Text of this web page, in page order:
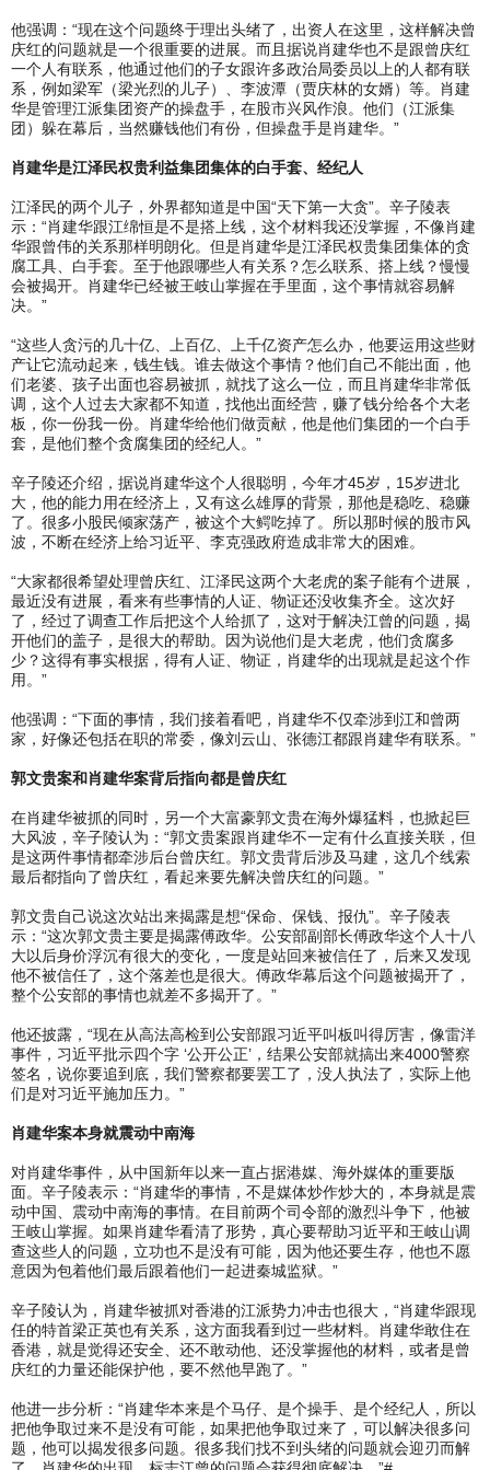
他强调：“现在这个问题终于理出头绪了，出资人在这里，这样解决曾
庆红的问题就是一个很重要的进展。而且据说肖建华也不是跟曾庆红
一个人有联系，他通过他们的子女跟许多政治局委员以上的人都有联
系，例如梁军（梁光烈的儿子）、李波潭（贾庆林的女婿）等。肖建
华是管理江派集团资产的操盘手，在股市兴风作浪。他们（江派集
团）躲在幕后，当然赚钱他们有份，但操盘手是肖建华。”
肖建华是江泽民权贵利益集团集体的白手套、经纪人
江泽民的两个儿子，外界都知道是中国“天下第一大贪”。辛子陵表
示：“肖建华跟江绵恒是不是搭上线，这个材料我还没掌握，不像肖建
华跟曾伟的关系那样明朗化。但是肖建华是江泽民权贵集团集体的贪
腐工具、白手套。至于他跟哪些人有关系？怎么联系、搭上线？慢慢
会被揭开。肖建华已经被王岐山掌握在手里面，这个事情就容易解
决。”
“这些人贪污的几十亿、上百亿、上千亿资产怎么办，他要运用这些财
产让它流动起来，钱生钱。谁去做这个事情？他们自己不能出面，他
们老婆、孩子出面也容易被抓，就找了这么一位，而且肖建华非常低
调，这个人过去大家都不知道，找他出面经营，赚了钱分给各个大老
板，你一份我一份。肖建华给他们做贡献，他是他们集团的一个白手
套，是他们整个贪腐集团的经纪人。”
辛子陵还介绍，据说肖建华这个人很聪明，今年才45岁，15岁进北
大，他的能力用在经济上，又有这么雄厚的背景，那他是稳吃、稳赚
了。很多小股民倾家荡产，被这个大鳄吃掉了。所以那时候的股市风
波，不断在经济上给习近平、李克强政府造成非常大的困难。
“大家都很希望处理曾庆红、江泽民这两个大老虎的案子能有个进展，
最近没有进展，看来有些事情的人证、物证还没收集齐全。这次好
了，经过了调查工作后把这个人给抓了，这对于解决江曾的问题，揭
开他们的盖子，是很大的帮助。因为说他们是大老虎，他们贪腐多
少？这得有事实根据，得有人证、物证，肖建华的出现就是起这个作
用。”
他强调：“下面的事情，我们接着看吧，肖建华不仅牵涉到江和曾两
家，好像还包括在职的常委，像刘云山、张德江都跟肖建华有联系。”
郭文贵案和肖建华案背后指向都是曾庆红
在肖建华被抓的同时，另一个大富豪郭文贵在海外爆猛料，也掀起巨
大风波，辛子陵认为：“郭文贵案跟肖建华不一定有什么直接关联，但
是这两件事情都牵涉后台曾庆红。郭文贵背后涉及马建，这几个线索
最后都指向了曾庆红，看起来要先解决曾庆红的问题。”
郭文贵自己说这次站出来揭露是想“保命、保钱、报仇”。辛子陵表
示：“这次郭文贵主要是揭露傅政华。公安部副部长傅政华这个人十八
大以后身价浮沉有很大的变化，一度是站回来被信任了，后来又发现
他不被信任了，这个落差也是很大。傅政华幕后这个问题被揭开了，
整个公安部的事情也就差不多揭开了。”
他还披露，“现在从高法高检到公安部跟习近平叫板叫得厉害，像雷洋
事件，习近平批示四个字 ‘公开公正’，结果公安部就搞出来4000警察
签名，说你要追到底，我们警察都要罢工了，没人执法了，实际上他
们是对习近平施加压力。”
肖建华案本身就震动中南海
对肖建华事件，从中国新年以来一直占据港媒、海外媒体的重要版
面。辛子陵表示：“肖建华的事情，不是媒体炒作炒大的，本身就是震
动中国、震动中南海的事情。在目前两个司令部的激烈斗争下，他被
王岐山掌握。如果肖建华看清了形势，真心要帮助习近平和王岐山调
查这些人的问题，立功也不是没有可能，因为他还要生存，他也不愿
意因为包着他们最后跟着他们一起进秦城监狱。”
辛子陵认为，肖建华被抓对香港的江派势力冲击也很大，“肖建华跟现
任的特首梁正英也有关系，这方面我看到过一些材料。肖建华敢住在
香港，就是觉得还安全、还不敢动他、还没掌握他的材料，或者是曾
庆红的力量还能保护他，要不然他早跑了。”
他进一步分析：“肖建华本来是个马仔、是个操手、是个经纪人，所以
把他争取过来不是没有可能，如果把他争取过来了，可以解决很多问
题，他可以揭发很多问题。很多我们找不到头绪的问题就会迎刃而解